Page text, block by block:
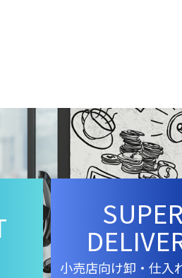
SUPER
小売店向け卸・仕入